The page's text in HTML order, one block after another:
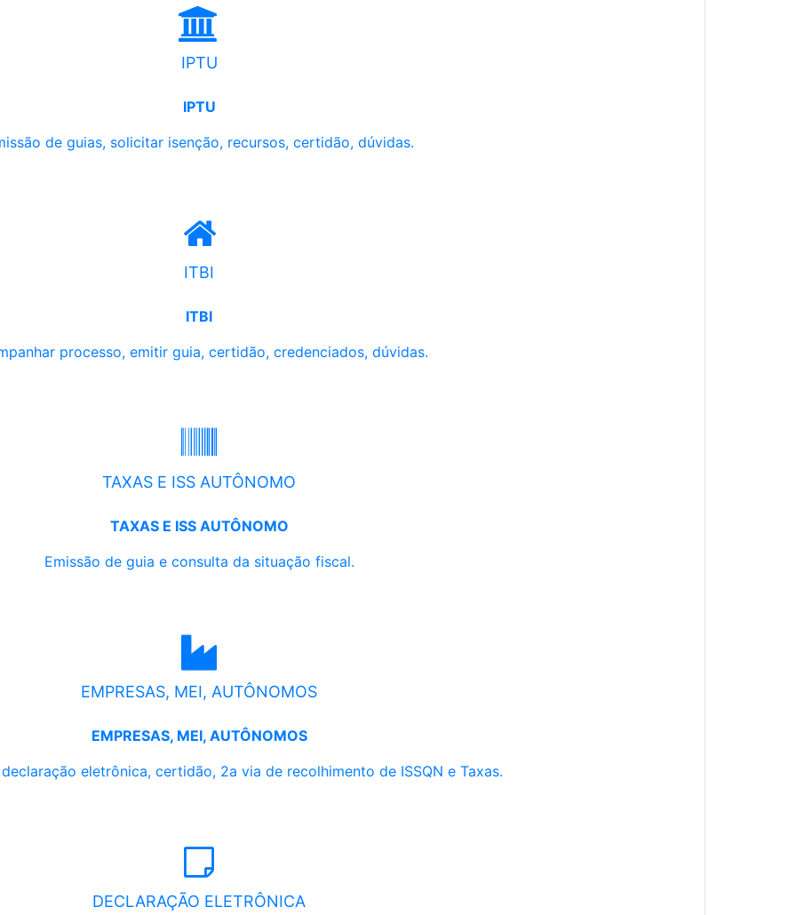
IPTU
IPTU
de guias, solicitar isenção, recursos, certidão, dúvidas.
ITBI
ITBI
processo, emitir guia, certidão, credenciados, dúvidas.
TAXAS E ISS AUTÔNOMO
TAXAS E ISS AUTÔNOMO
Emissão de guia e consulta da situação fiscal.
EMPRESAS, MEI, AUTÔNOMOS
EMPRESAS, MEI, AUTÔNOMOS
eletrônica, certidão, 2a via de recolhimento de ISSQN e Taxas.
DECLARAÇÃO ELETRÔNICA